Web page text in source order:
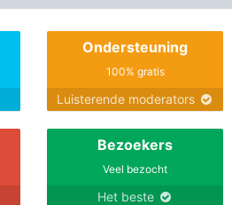
Ondersteuning
100% gratis
Luisterende moderators
Bezoekers
Veel bezocht
Het beste